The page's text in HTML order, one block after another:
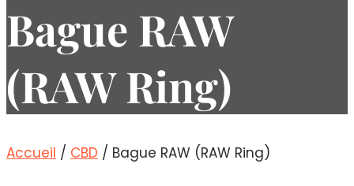
Bague RAW
(RAW Ring)
Accueil / CBD / Bague RAW (RAW Ring)